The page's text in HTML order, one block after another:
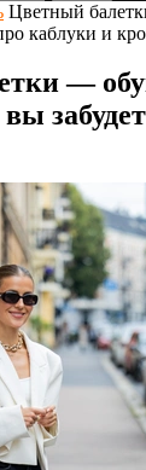
Цветный
каблуки и
—